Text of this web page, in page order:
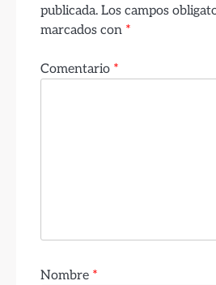
publicada. Los campos
marcados con *
Comentario *
Nombre *